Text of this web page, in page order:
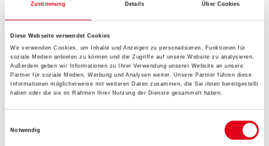
Zustimmung Details Über Cookies
Diese Webseite verwendet Cookies
Wir verwenden Cookies, um Inhalte und Anzeigen zu personalisieren, Funktionen für
soziale Medien anbieten zu können und die Zugriffe auf unsere Website zu analysieren.
Außerdem geben wir Informationen zu Ihrer Verwendung unserer Website an unsere
Partner für soziale Medien, Werbung und Analysen weiter. Unsere Partner führen diese
Informationen möglicherweise mit weiteren Daten zusammen, die Sie ihnen bereitgestellt
haben oder die sie im Rahmen Ihrer Nutzung der Dienste gesammelt haben.
Notwendig
Breite in centimeter
Höhe in centimeter